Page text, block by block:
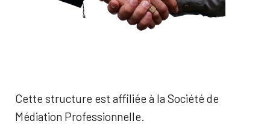
Cette structure est affiliée à la Société de
Médiation Professionnelle.